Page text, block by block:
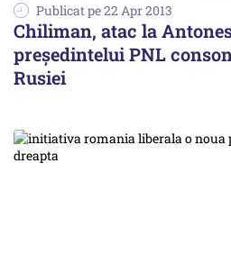
Publicat pe 22 Apr 2013
Chiliman, atac la
președintelui PNL
Rusiei